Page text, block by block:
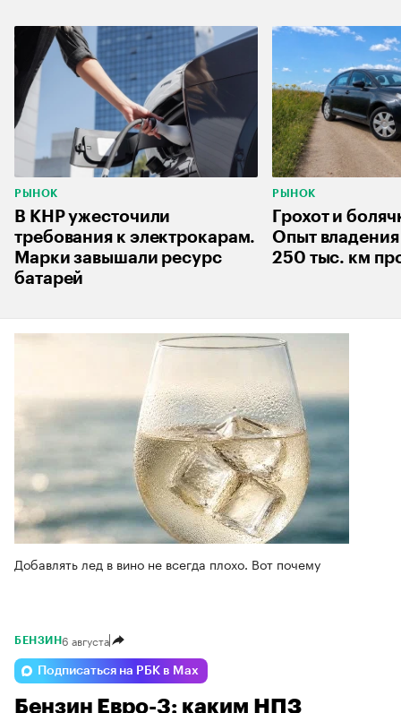
РЫНОК
В КНР ужесточили
требования к электрокарам.
Марки завышали ресурс
батарей
РЫНОК
Грохот и
Опыт
250 тыс. км
Добавлять лед в вино не всегда плохо. Вот почему
БЕНЗИН6 августа
Подписаться на РБК в Max
Бензин Евро-3: каким НПЗ